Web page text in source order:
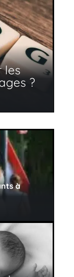
les
?
à